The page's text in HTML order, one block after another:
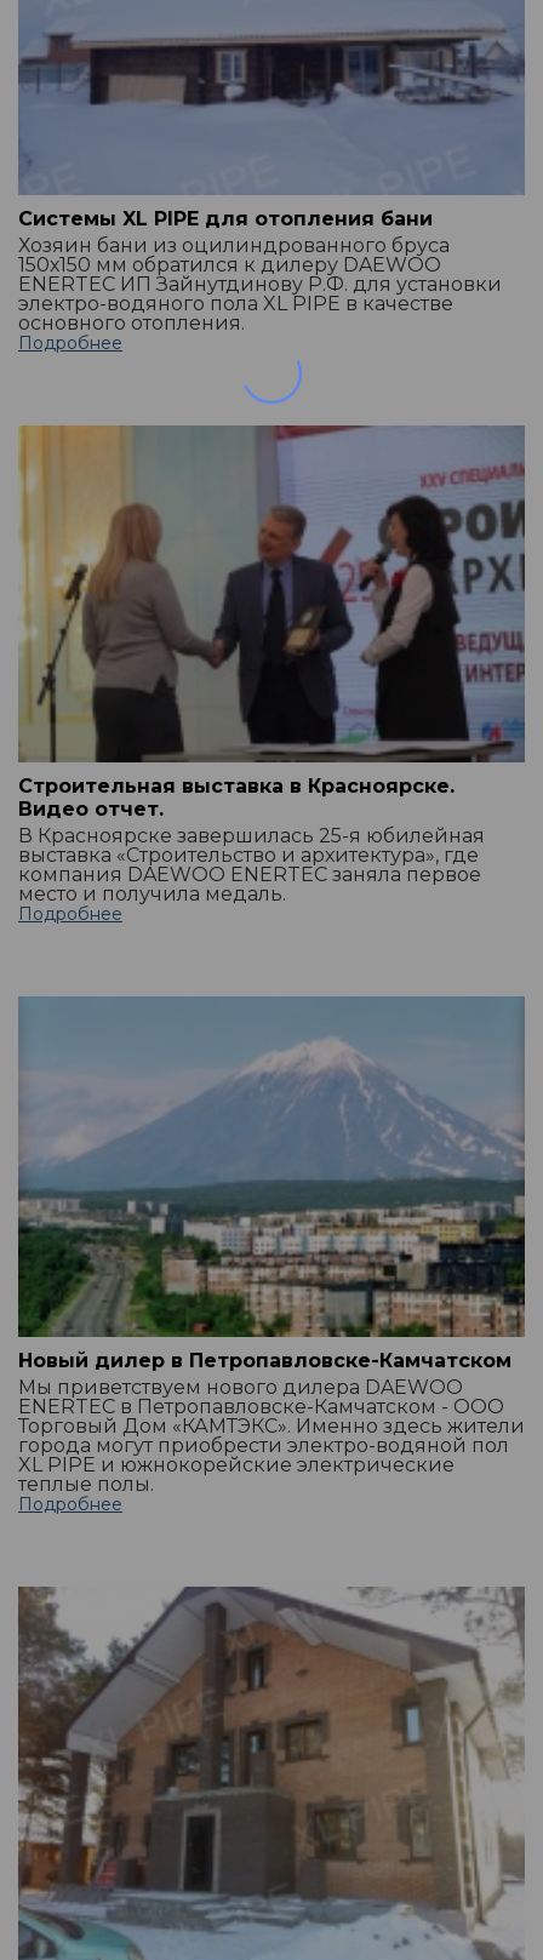
Системы XL PIPE для отопления бани
Хозяин бани из оцилиндрованного бруса
150х150 мм обратился к дилеру DAEWOO
ENERTEC ИП Зайнутдинову Р.Ф. для установки
электро-водяного пола XL PIPE в качестве
основного отопления.
Подробнее
Строительная выставка в Красноярске.
Видео отчет.
В Красноярске завершилась 25-я юбилейная
выставка «Строительство и архитектура», где
компания DAEWOO ENERTEC заняла первое
место и получила медаль.
Подробнее
Новый дилер в Петропавловске-Камчатском
Мы приветствуем нового дилера DAEWOO
ENERTEC в Петропавловске-Камчатском - ООО
Торговый Дом «КАМТЭКС». Именно здесь жители
города могут приобрести электро-водяной пол
XL PIPE и южнокорейские электрические
теплые полы.
Подробнее